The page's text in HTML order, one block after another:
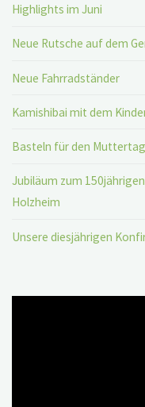
Highlights im Juni
Neue Rutsche auf dem
Neue Fahrradständer
Kamishibai mit dem
Basteln für den Muttertag
Jubiläum zum
Holzheim
Unsere diesjährigen